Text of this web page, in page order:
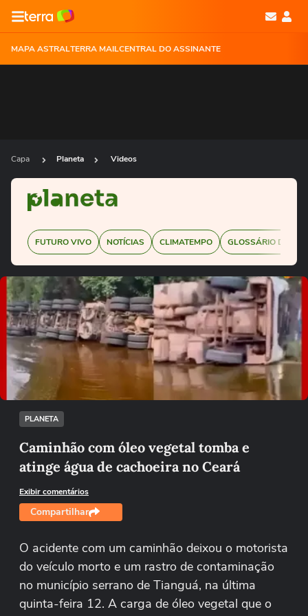
MAPA ASTRALTERRA MAILCENTRAL DO ASSINANTE
Capa Planeta Videos
FUTURO VIVO NOTÍCIAS CLIMATEMPO GLOSSÁRIO DE
Ops!
Não foi possível reproduzir o vídeo
Tentar novamente
PLANETA
Caminhão com óleo vegetal tomba e
atinge água de cachoeira no Ceará
Exibir comentários
Compartilhar
O acidente com um caminhão deixou o motorista
do veículo morto e um rastro de contaminação
no município serrano de Tianguá, na última
quinta-feira 12. A carga de óleo vegetal que o